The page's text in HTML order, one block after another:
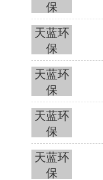
保
天蓝环
保
天蓝环
保
天蓝环
保
天蓝环
保